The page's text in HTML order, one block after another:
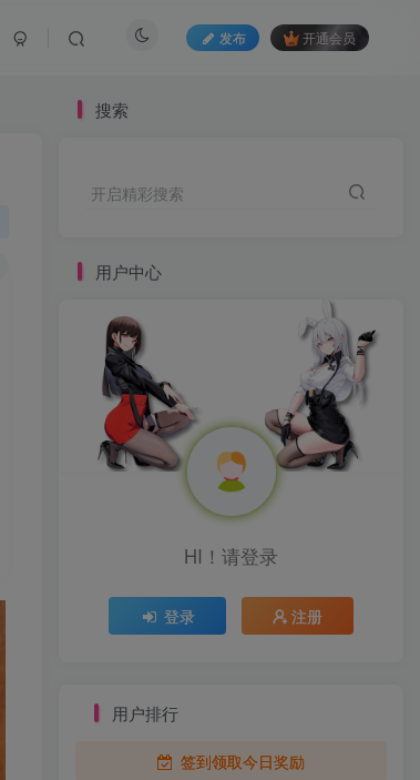
发布 开通会员
搜索
开启精彩搜索
用户中心
HI！请登录
登录 注册
用户排行
签到领取今日奖励